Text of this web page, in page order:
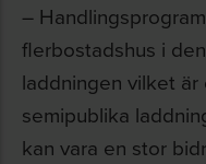
–
flerbostadshus i
laddningen vilket
semipublika
kan vara en stor